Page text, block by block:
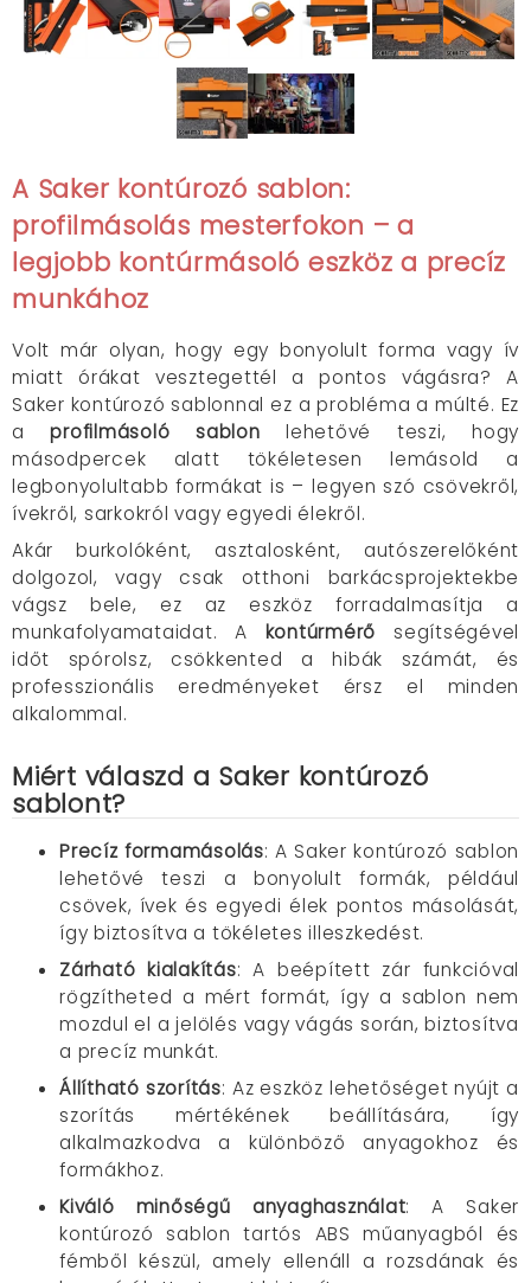
A Saker kontúrozó sablon:
profilmásolás mesterfokon – a
legjobb kontúrmásoló eszköz a precíz
munkához
Volt már olyan, hogy egy bonyolult forma vagy ív
miatt órákat vesztegettél a pontos vágásra? A
Saker kontúrozó sablonnal ez a probléma a múlté. Ez
aprofilmásoló sablon lehetővé teszi, hogy
másodpercek alatt tökéletesen lemásold a
legbonyolultabb formákat is – legyen szó csövekről,
ívekről, sarkokról vagy egyedi élekről.​
Akár burkolóként, asztalosként, autószerelőként
dolgozol, vagy csak otthoni barkácsprojektekbe
vágsz bele, ez az eszköz forradalmasítja a
munkafolyamataidat. A kontúrmérő segítségével
időt spórolsz, csökkented a hibák számát, és
professzionális eredményeket érsz el minden
alkalommal.​
Miért válaszd a Saker kontúrozó
sablont?
Precíz formamásolás: A Saker kontúrozó sablon
lehetővé teszi a bonyolult formák, például
csövek, ívek és egyedi élek pontos másolását,
így biztosítva a tökéletes illeszkedést.​
Zárható kialakítás: A beépített zár funkcióval
rögzítheted a mért formát, így a sablon nem
mozdul el a jelölés vagy vágás során, biztosítva
a precíz munkát.​
Állítható szorítás: Az eszköz lehetőséget nyújt a
szorítás mértékének beállítására, így
alkalmazkodva a különböző anyagokhoz és
formákhoz.​
Kiváló minőségű anyaghasználat: A Saker
kontúrozó sablon tartós ABS műanyagból és
fémből készül, amely ellenáll a rozsdának és